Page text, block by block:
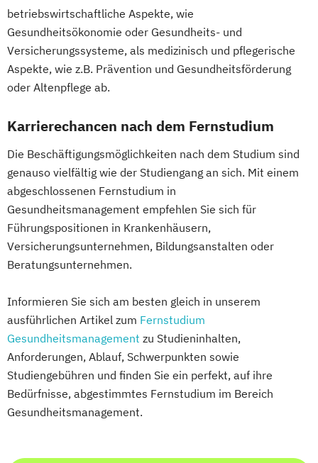
betriebswirtschaftliche Aspekte, wie
Gesundheitsökonomie oder Gesundheits- und
Versicherungssysteme, als medizinisch und pflegerische
Aspekte, wie z.B. Prävention und Gesundheitsförderung
oder Altenpflege ab.
Karrierechancen nach dem Fernstudium
Die Beschäftigungsmöglichkeiten nach dem Studium sind
genauso vielfältig wie der Studiengang an sich. Mit einem
abgeschlossenen Fernstudium in
Gesundheitsmanagement empfehlen Sie sich für
Führungspositionen in Krankenhäusern,
Versicherungsunternehmen, Bildungsanstalten oder
Beratungsunternehmen.
Informieren Sie sich am besten gleich in unserem
ausführlichen Artikel zum Fernstudium
Gesundheitsmanagement zu Studieninhalten,
Anforderungen, Ablauf, Schwerpunkten sowie
Studiengebühren und finden Sie ein perfekt, auf ihre
Bedürfnisse, abgestimmtes Fernstudium im Bereich
Gesundheitsmanagement.